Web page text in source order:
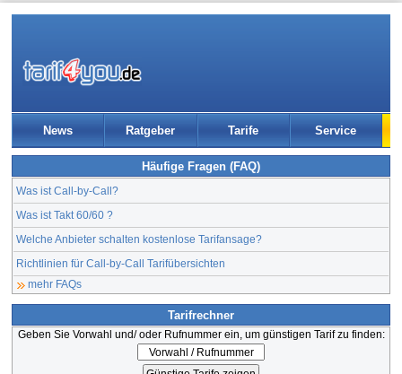
News Ratgeber Tarife Service
Häufige Fragen (FAQ)
Was ist Call-by-Call?
Was ist Takt 60/60 ?
Welche Anbieter schalten kostenlose Tarifansage?
Richtlinien für Call-by-Call Tarifübersichten
mehr FAQs
Tarifrechner
Geben Sie Vorwahl und/ oder Rufnummer ein, um günstigen Tarif zu finden: